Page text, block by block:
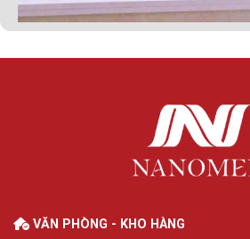
VĂN PHÒNG - KHO HÀNG